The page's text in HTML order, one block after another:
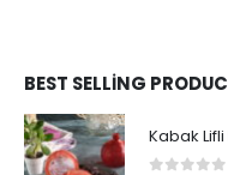
BEST SELLING
Kabak Lifli